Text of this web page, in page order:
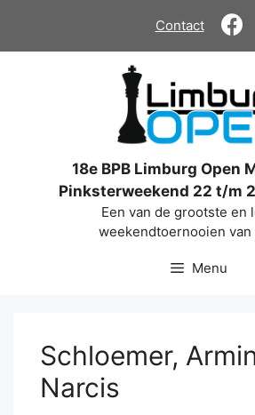
de
Contact
18e BPB Limburg Open
Pinksterweekend 22 t/m
Een van de grootste en
weekendtoernooien van
Menu
Schloemer,
Narcis